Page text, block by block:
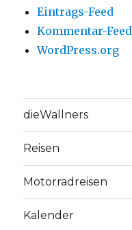
Eintrags-Feed
Kommentar-Feed
WordPress.org
dieWallners
Reisen
Motorradreisen
Kalender